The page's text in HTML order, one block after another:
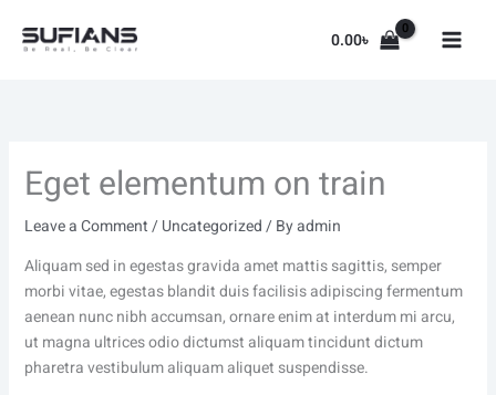
0.00৳
Eget elementum on train
Leave a Comment/Uncategorized/ Byadmin
Aliquam sed in egestas gravida amet mattis sagittis, semper
morbi vitae, egestas blandit duis facilisis adipiscing fermentum
aenean nunc nibh accumsan, ornare enim at interdum mi arcu,
ut magna ultrices odio dictumst aliquam tincidunt dictum
pharetra vestibulum aliquam aliquet suspendisse.